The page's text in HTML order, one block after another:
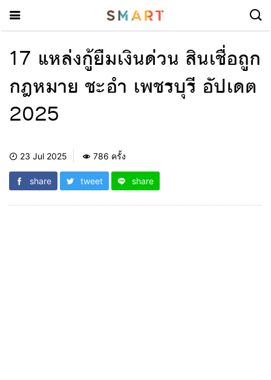
17 แหล่งกู้ยืมเงินด่วน สินเชื่อถูก
กฎหมาย ชะอำ เพชรบุรี อัปเดต
2025
23 Jul 2025 786 ครั้ง
share tweet share